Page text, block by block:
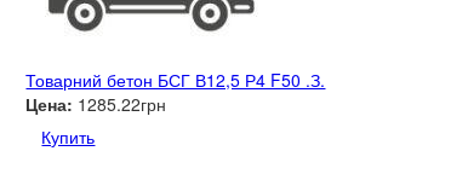
Товарний бетон БСГ В12,5 Р4 F50 .З.
Цена: 1285.22грн
Купить